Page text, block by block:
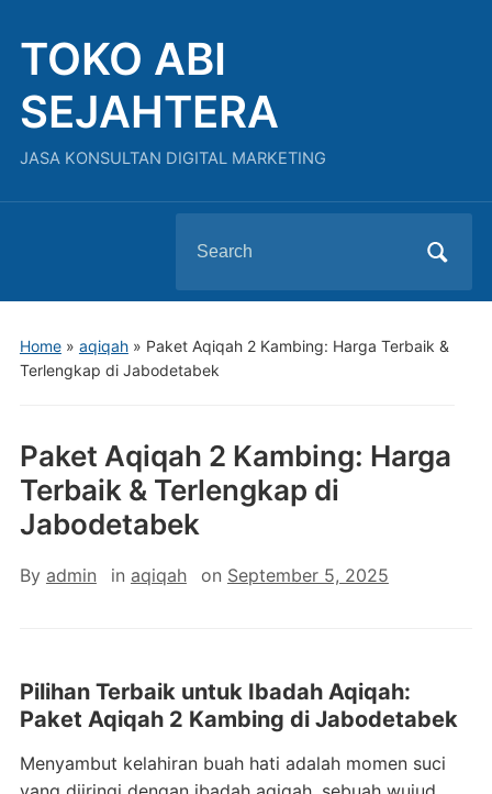
TOKO ABI
SEJAHTERA
JASA KONSULTAN DIGITAL MARKETING
for:
Home» aqiqah» Paket Aqiqah 2 Kambing: Harga Terbaik &
Terlengkap di Jabodetabek
Paket Aqiqah 2 Kambing: Harga
Terbaik & Terlengkap di
Jabodetabek
By admin in aqiqah on September 5, 2025
Pilihan Terbaik untuk Ibadah Aqiqah:
Paket Aqiqah 2 Kambing di Jabodetabek
Menyambut kelahiran buah hati adalah momen suci